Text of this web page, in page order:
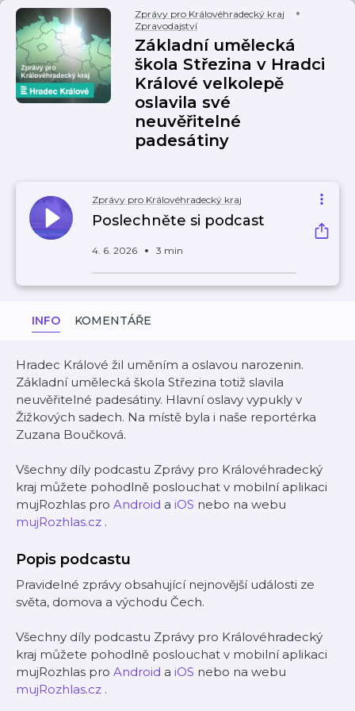
Zprávy pro Královéhradecký kraj
Zpravodajství
Základní umělecká
škola Střezina v Hradci
Králové velkolepě
oslavila své
neuvěřitelné
padesátiny
Zprávy pro Královéhradecký kraj
Poslechněte si podcast
4. 6. 2026 3 min
INFO KOMENTÁŘE
Hradec Králové žil uměním a oslavou narozenin.
Základní umělecká škola Střezina totiž slavila
neuvěřitelné padesátiny. Hlavní oslavy vypukly v
Žižkových sadech. Na místě byla i naše reportérka
Zuzana Boučková.
Všechny díly podcastu Zprávy pro Královéhradecký
kraj můžete pohodlně poslouchat v mobilní aplikaci
mujRozhlas pro Android a iOS nebo na webu
mujRozhlas.cz .
Popis podcastu
Pravidelné zprávy obsahující nejnovější události ze
světa, domova a východu Čech.
Všechny díly podcastu Zprávy pro Královéhradecký
kraj můžete pohodlně poslouchat v mobilní aplikaci
mujRozhlas pro Android a iOS nebo na webu
mujRozhlas.cz .